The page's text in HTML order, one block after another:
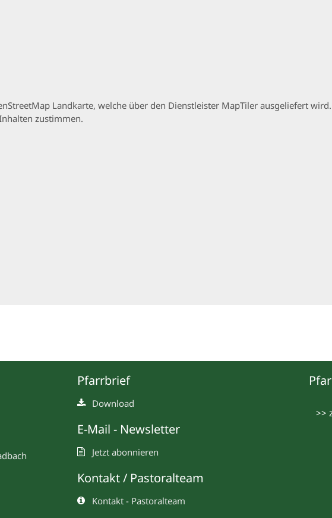
Landkarte, welche über den Dienstleister MapTiler ausgeliefert
zustimmen.
Pfarrbrief
Download
E-Mail - Newsletter
Jetzt abonnieren
Kontakt / Pastoralteam
Kontakt - Pastoralteam
>>